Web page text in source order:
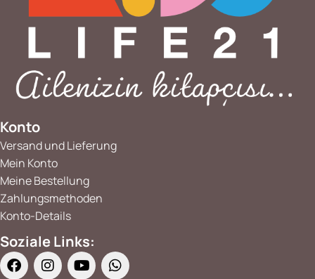
Konto
Versand und Lieferung
Mein Konto
Meine Bestellung
Zahlungsmethoden
Konto-Details
Soziale Links: